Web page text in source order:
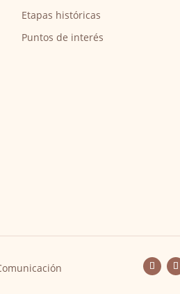
Etapas históricas
Puntos de interés